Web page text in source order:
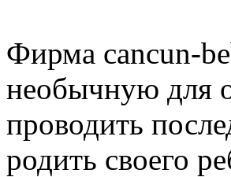
Фирма cancun-
необычную для
проводить
родить своего